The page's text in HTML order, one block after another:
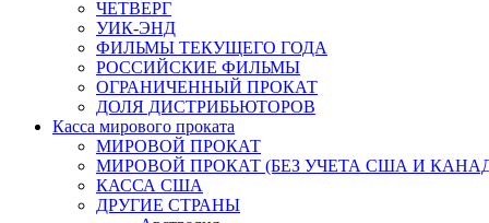
ЧЕТВЕРГ
УИК-ЭНД
ФИЛЬМЫ ТЕКУЩЕГО ГОДА
РОССИЙСКИЕ ФИЛЬМЫ
ОГРАНИЧЕННЫЙ ПРОКАТ
ДОЛЯ ДИСТРИБЬЮТОРОВ
Касса мирового проката
МИРОВОЙ ПРОКАТ
МИРОВОЙ ПРОКАТ (БЕЗ УЧЕТА США И
КАССА США
ДРУГИЕ СТРАНЫ